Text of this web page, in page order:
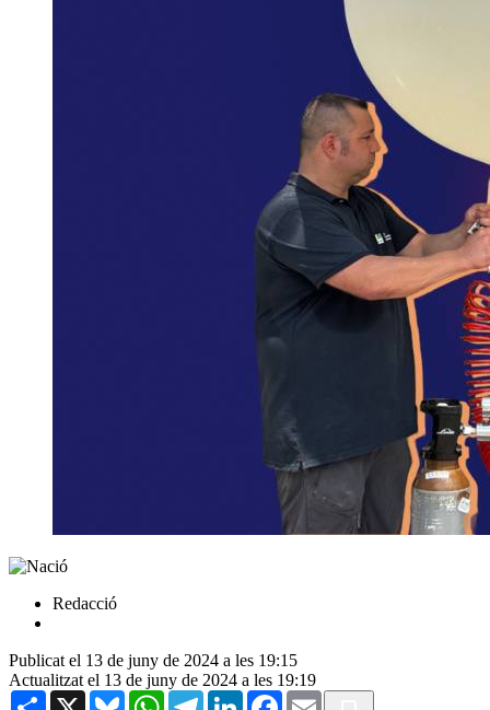
Redacció
Publicat el 13 de juny de 2024 a les 19:15
Actualitzat el 13 de juny de 2024 a les 19:19
Share X BlueskyWhatsAppTelegramLinkedInFacebook
Email